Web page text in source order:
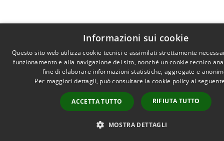
Informazioni sui cookie
Questo sito web utilizza cookie tecnici e assimilati strettamente
funzionamento e alla navigazione del sito, nonché un cookie tecnico
fine di elaborare informazioni statistiche, aggregate e
Per maggiori dettagli, può consultare la cookie policy al
ACCETTA TUTTO RIFIUTA TUTTO
MOSTRA DETTAGLI